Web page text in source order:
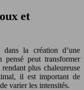
et
dans la création d’une
pensé peut transformer
plus chaleureuse
il est important de
varier les intensités.